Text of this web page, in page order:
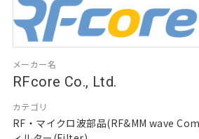
メーカー名
RFcore Co., Ltd.
カテゴリ
RF・マイクロ波部品(RF&MM wave